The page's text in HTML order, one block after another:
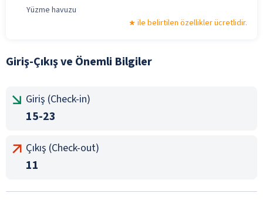
Yüzme havuzu
ile belirtilen özellikler ücretlidir.
Giriş-Çıkış ve Önemli Bilgiler
Giriş (Check-in)
15-23
Çıkış (Check-out)
11